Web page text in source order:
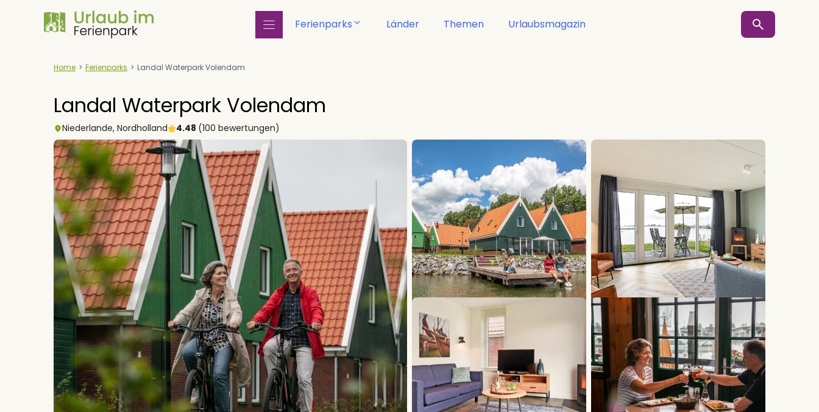
Ferienparks Länder Themen Urlaubsmagazin
Home > Ferienparks > Landal Waterpark Volendam
Landal Waterpark Volendam
Niederlande, Nordholland 4.48 (100 bewertungen)